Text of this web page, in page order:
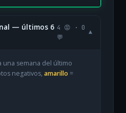
— últimos 6 4 😡 · 0
💬
▾
una semana del último
negativos, amarillo =